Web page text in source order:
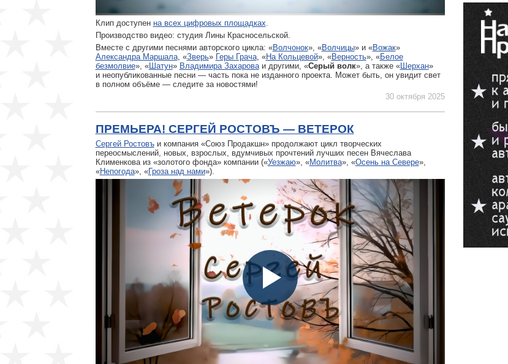
Клип доступен на всех цифровых площадках
Производство видео: студия Лины Красносельской.
Вместе с другими песнями авторского цикла: «Волчонок», «Волчицы» и «Вожак»
Александра Маршала, «Зверь» Геры Грача, «На Кольцевой», «Верность», «Белое
безмолвие», «Шатун» Владимира Захароваи другими, «Серый волк», а также «Шерхан»
и неопубликованные песни — часть пока не изданного проекта. Может быть, он увидит свет
в полном объёме — следите за новостями!
30 октября 2025
ПРЕМЬЕРА! СЕРГЕЙ РОСТОВЪ — ВЕТЕРОК
Сергей Ростовъи компания «Союз Продакшн» продолжают цикл творческих
переосмыслений, новых, взрослых, вдумчивых прочтений лучших песен Вячеслава
Клименкова из «золотого фонда» компании («Уезжаю», «Молитва», «Осень на Севере»,
«Непогода», «Гроза над нами»).